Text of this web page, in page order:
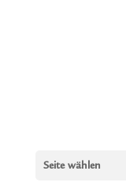
Seite wählen